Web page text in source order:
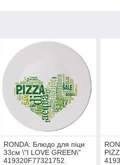
RONDA: Блюдо для піци
33см \"I LOVE GREEN\"
419320F77321752